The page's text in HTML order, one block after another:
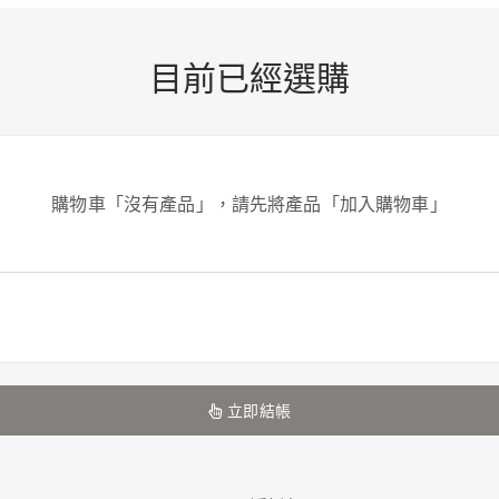
目前已經選購
購物車「沒有產品」，請先將產品「加入購物車」
立即結帳